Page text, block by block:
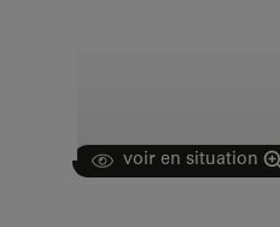
voir en situation